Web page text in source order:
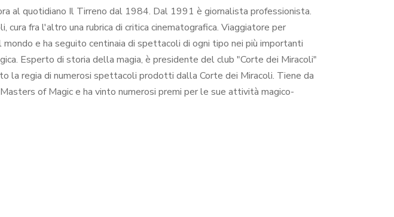
al quotidiano Il Tirreno dal 1984. Dal 1991 è giornalista professionista.
fra l'altro una rubrica di critica cinematografica. Viaggiatore per
e ha seguito centinaia di spettacoli di ogni tipo nei più importanti
Esperto di storia della magia, è presidente del club "Corte dei Miracoli"
la regia di numerosi spettacoli prodotti dalla Corte dei Miracoli. Tiene da
of Magic e ha vinto numerosi premi per le sue attività magico-